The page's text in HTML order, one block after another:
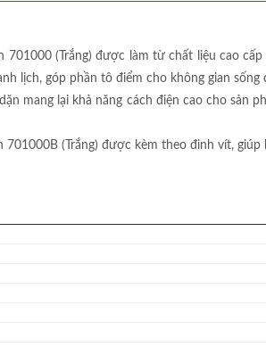
701000 (Trắng) được làm từ chất liệu cao
lịch, góp phần tô điểm cho không gian sống
mang lại khả năng cách điện cao cho
701000B (Trắng) được kèm theo đinh vít,